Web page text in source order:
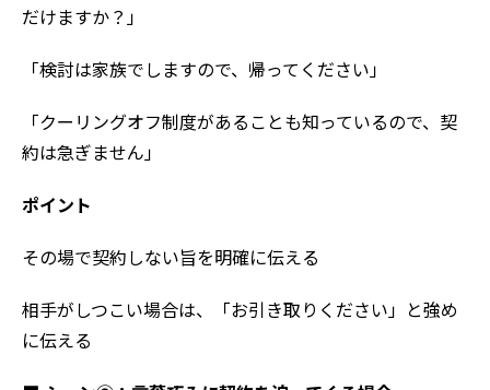
だけますか？」
「検討は家族でしますので、帰ってください」
「クーリングオフ制度があることも知っているので、契
約は急ぎません」
ポイント
その場で契約しない旨を明確に伝える
相手がしつこい場合は、「お引き取りください」と強め
に伝える